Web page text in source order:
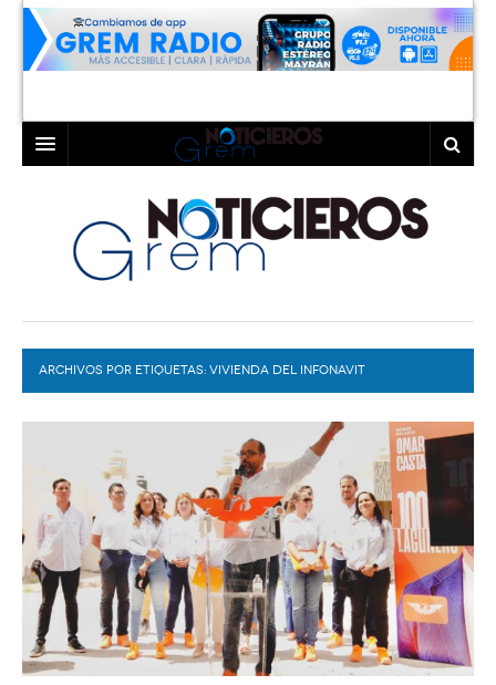
LAGUNA
TORREÓN
GÓMEZ PALACIO
LERDO
COAHUILA
DURANGO
DEPORTES
EL EXACTO
EXA INFORMA
GLOBO
CONTEXTOS
TRAYECTO LAGUNA
A MEDIA MAÑANA
DIÁLOGOS CON LA HISTORIA
TWEETS AND BEATS
LA MEJOR 97.1 ESTÉREO GALLITO
COLABORADORES
ACTUALIDADES GREM
ARCHIVOS POR ETIQUETAS: VIVIENDA DEL INFONAVIT